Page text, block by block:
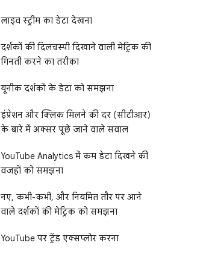
लाइव स्ट्रीम का डेटा देखना
दर्शकों की दिलचस्पी दिखाने वाली मेट्रिक की
गिनती करने का तरीका
यूनीक दर्शकों के डेटा को समझना
इंप्रेशन और क्लिक मिलने की दर (सीटीआर)
के बारे में अक्सर पूछे जाने वाले सवाल
YouTube Analytics में कम डेटा दिखने की
वजहों को समझना
नए, कभी-कभी, और नियमित तौर पर आने
वाले दर्शकों की मेट्रिक को समझना
YouTube पर ट्रेंड एक्सप्लोर करना